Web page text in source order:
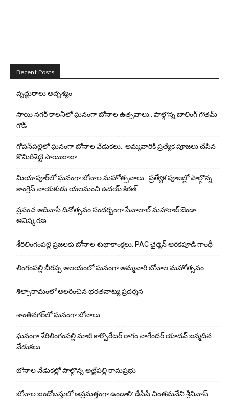
Recent Posts
వృద్ధురాలు అదృశ్యం
సాయి నగర్ కాలనీలో ఘనంగా బోనాల ఉత్సవాలు.. పాల్గొన్న బాలింగ్ గౌతమ్
గౌడ్
గోపన్‌పల్లిలో ఘనంగా బోనాల వేడుకలు.. అమ్మవారికి ప్రత్యేక పూజలు చేసిన
కొమిరిశెట్టి సాయిబాబా
మియాపూర్‌లో ఘనంగా బోనాల మహోత్సవాలు.. ప్రత్యేక పూజల్లో పాల్గొన్న
కాంగ్రెస్ నాయకుడు యలమంచి ఉదయ్ కిరణ్
ప్రపంచ ఆదివాసీ దినోత్సవం సందర్భంగా సేవాలాల్ మహారాజ్ జెండా
ఆవిష్కరణ
శేరిలింగంపల్లి ప్రజలకు బోనాల శుభాకాంక్షలు: PAC చైర్మన్ ఆరెకపూడి గాంధీ
లింగంపల్లి బీరప్ప ఆలయంలో ఘనంగా అమ్మవారి బోనాల మహోత్సవం
శిల్పారామంలో అలరించిన భరతనాట్య ప్రదర్శన
శాంతిన‌గ‌ర్‌లో ఘ‌నంగా బోనాలు
ఘనంగా శేరిలింగంపల్లి మాజీ కార్పొరేటర్ రాగం నాగేందర్ యాదవ్ జన్మదిన
వేడుకలు
బోనాల వేడుక‌ల్లో పాల్గొన్న అట్టేప‌ల్లి రామ‌ప్ర‌భు
బోనాల బందోబస్తులో అప్రమత్తంగా ఉండాలి: డీసీపీ చింతమనేని శ్రీనివాస్‌